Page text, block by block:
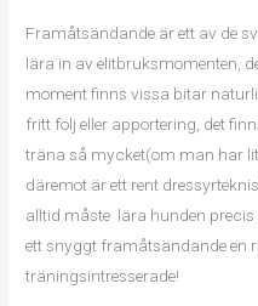
Framåtsändande är ett av de
lära in av elitbruksmomenten,
moment finns vissa bitar
fritt följ eller apportering, det
träna så mycket(om man har
däremot är ett rent
alltid måste lära hunden
ett snyggt framåtsändande en
träningsintresserade!